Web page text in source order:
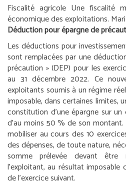
Fiscalité agricole Une fiscalité
économique des exploitations.
Déduction pour épargne de
Les déductions pour
sont remplacées par une
précaution » (DEP) pour les
au 31 décembre 2022. Ce
exploitants soumis à un régime
imposable, dans certaines limites,
constitution d’une épargne sur
d’au moins 50 % de son montant.
mobiliser au cours des 10
des dépenses, de toute nature,
somme prélevée devant
l’exploitant, au résultat imposable
de l’exercice suivant.